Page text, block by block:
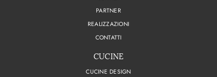
PARTNER
REALIZZAZIONI
CONTATTI
CUCINE
CUCINE DESIGN